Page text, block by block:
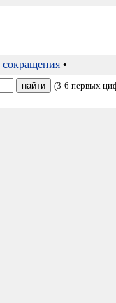
сокращения •
(3-6 первых